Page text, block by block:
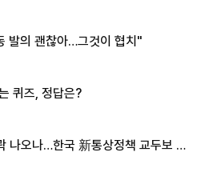
발의 괜찮아…그것이 협치"
퀴즈, 정답은?
나오나…한국 新통상정책 교두보 활